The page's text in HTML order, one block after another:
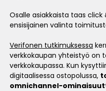
Osalle asiakkaista taas
ensisijainen valinta
Verifonen tutkimuksessa
verkkokaupan yhteistyö on
verkkokaupassa. Kun
digitaalisessa ostopolussa,
omnichannel-